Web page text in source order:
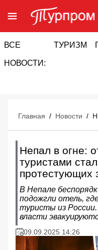
ВСЕ
НОВОСТИ:
ТУРИЗМ
Главная / Новости /
Непал в огне:
туристами
протестующих
В Непале
подожгли отель,
туристы из
власти
09.09.2025 14:26